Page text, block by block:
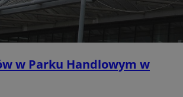
w Parku Handlowym w